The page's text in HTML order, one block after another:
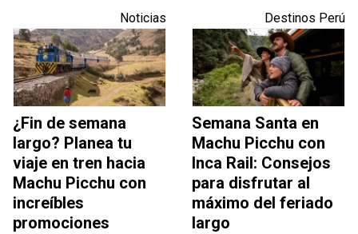
Noticias
¿Fin de semana
largo? Planea tu
viaje en tren hacia
Machu Picchu con
increíbles
promociones
Destinos Perú
Semana Santa en
Machu Picchu con
Inca Rail: Consejos
para disfrutar al
máximo del feriado
largo